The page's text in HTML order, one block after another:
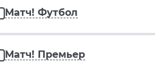
Матч! Футбол
Матч! Премьер